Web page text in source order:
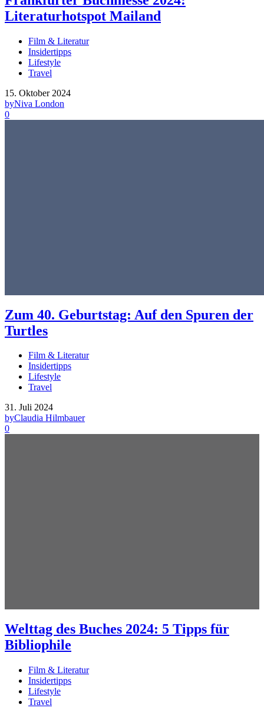
Literaturhotspot Mailand
Film & Literatur
Insidertipps
Lifestyle
Travel
15. Oktober 2024
byNiva London
0
Zum 40. Geburtstag: Auf den Spuren der
Turtles
Film & Literatur
Insidertipps
Lifestyle
Travel
31. Juli 2024
byClaudia Hilmbauer
0
Welttag des Buches 2024: 5 Tipps für
Bibliophile
Film & Literatur
Insidertipps
Lifestyle
Travel